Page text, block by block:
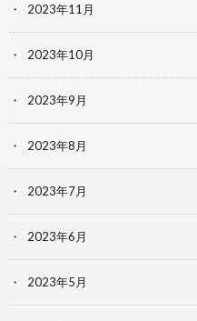
2023年11月
2023年10月
2023年9月
2023年8月
2023年7月
2023年6月
2023年5月